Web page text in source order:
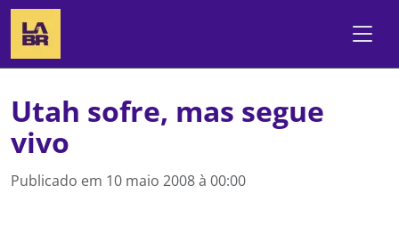
Utah sofre, mas segue
vivo
Publicado em 10 maio 2008 à 00:00